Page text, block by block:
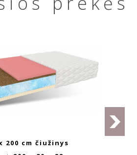
200 cm čiužinys